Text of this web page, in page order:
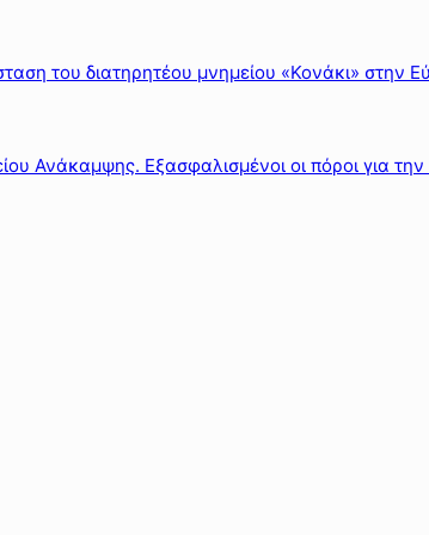
του διατηρητέου μνημείου «Κονάκι» στην
Ανάκαμψης. Εξασφαλισμένοι οι πόροι για